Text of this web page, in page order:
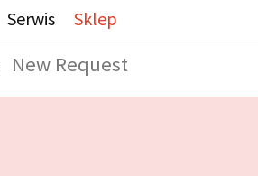
Serwis Sklep
New Request